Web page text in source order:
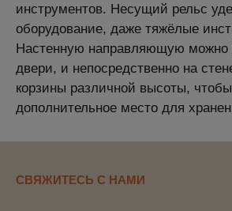
инструментов. Несущий рельс
оборудование, даже тяжёлые
Настенную направляющую можно
двери, и непосредственно на
корзины различной высоты,
дополнительное место для
СВЯЖИТЕСЬ С НАМИ